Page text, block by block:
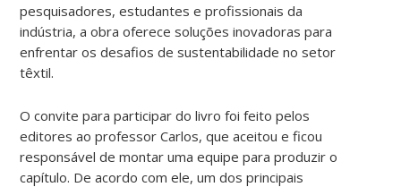
pesquisadores, estudantes e profissionais da
indústria, a obra oferece soluções inovadoras para
enfrentar os desafios de sustentabilidade no setor
têxtil.
O convite para participar do livro foi feito pelos
editores ao professor Carlos, que aceitou e ficou
responsável de montar uma equipe para produzir o
capítulo. De acordo com ele, um dos principais